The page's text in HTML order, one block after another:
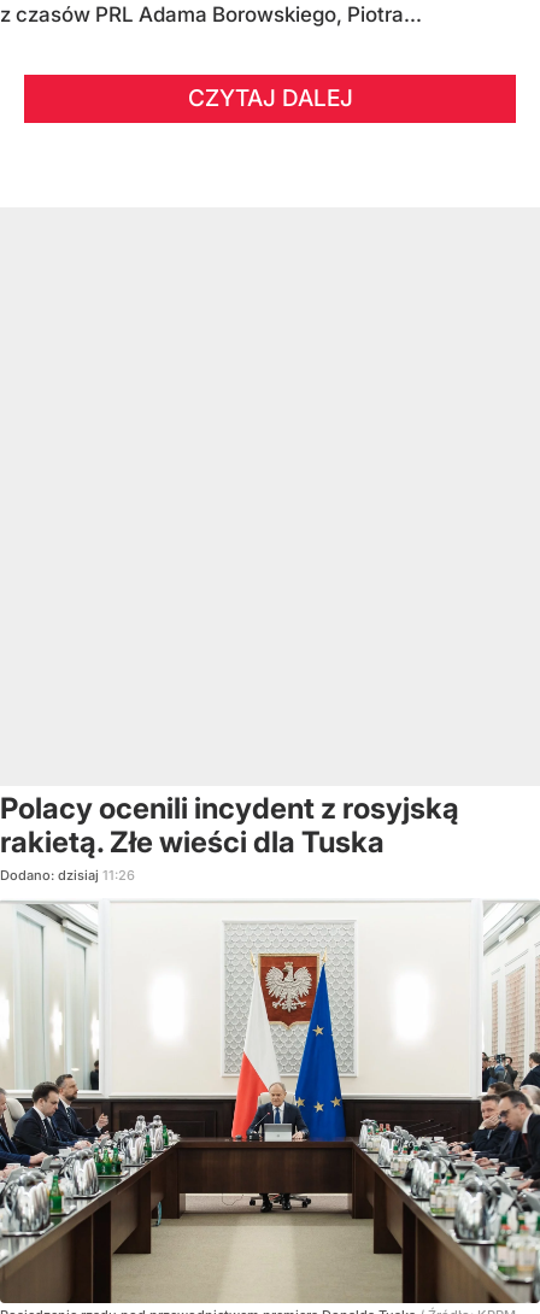
z czasów PRL Adama Borowskiego, Piotra...
CZYTAJ DALEJ
Polacy ocenili incydent z rosyjską
rakietą. Złe wieści dla Tuska
Dodano: dzisiaj 11:26